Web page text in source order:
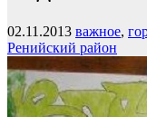
02.11.2013 важное,
Ренийский район